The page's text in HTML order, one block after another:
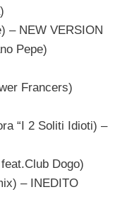
– NEW VERSION
Pepe)
Francers)
“I 2 Soliti Idioti) –
Dogo)
– INEDITO